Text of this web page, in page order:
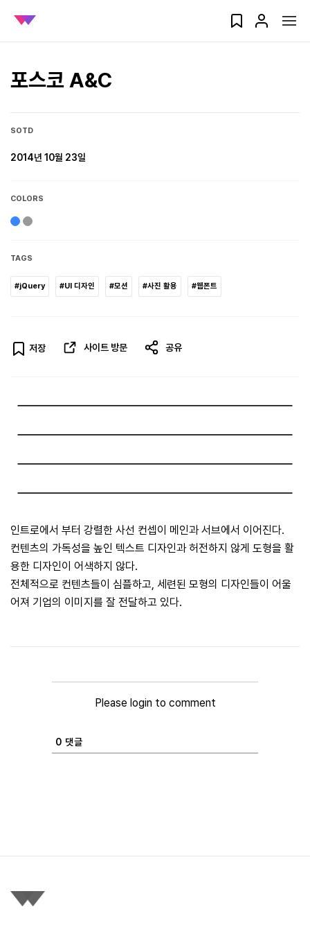
포스코 A&C
SOTD
2014년 10월 23일
COLORS
TAGS
#jQuery #UI 디자인 #모션 #사진 활용 #웹폰트
저장 사이트 방문 공유
인트로에서 부터 강렬한 사선 컨셉이 메인과 서브에서 이어진다.
컨텐츠의 가독성을 높인 텍스트 디자인과 허전하지 않게 도형을 활
용한 디자인이 어색하지 않다.
전체적으로 컨텐츠들이 심플하고, 세련된 모형의 디자인들이 어울
어져 기업의 이미지를 잘 전달하고 있다.
Please login to comment
0 댓글